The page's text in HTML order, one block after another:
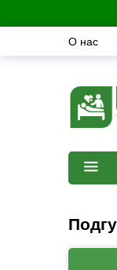
О нас